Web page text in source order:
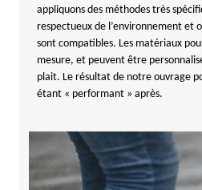
appliquons des méthodes très
respectueux de l’environnement et
sont compatibles. Les matériaux
mesure, et peuvent être
plait. Le résultat de notre ouvrage
étant « performant » après.